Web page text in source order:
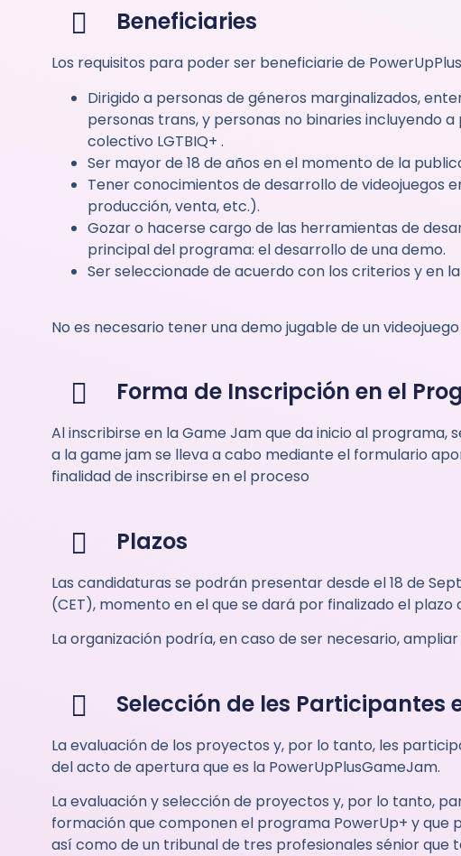
Beneficiaries
Los requisitos para poder ser beneficiarie de
Dirigido a personas de géneros marginalizados,
personas trans, y personas no binaries incluyendo
colectivo LGTBIQ+ .
Ser mayor de 18 de años en el momento de la
Tener conocimientos de desarrollo de videojuegos
producción, venta, etc.).
Gozar o hacerse cargo de las herramientas de
principal del programa: el desarrollo de una demo.
Ser seleccionade de acuerdo con los criterios y en
No es necesario tener una demo jugable de un
Forma de Inscripción en el
Al inscribirse en la Game Jam que da inicio al
a la game jam se lleva a cabo mediante el formulario
finalidad de inscribirse en el proceso
Plazos
Las candidaturas se podrán presentar desde el 18 de
(CET), momento en el que se dará por finalizado el
La organización podría, en caso de ser necesario,
Selección de les Participantes
La evaluación de los proyectos y, por lo tanto, les
del acto de apertura que es la PowerUpPlusGameJam.
La evaluación y selección de proyectos y, por lo tanto,
formación que componen el programa PowerUp+ y
así como de un tribunal de tres profesionales sénior que